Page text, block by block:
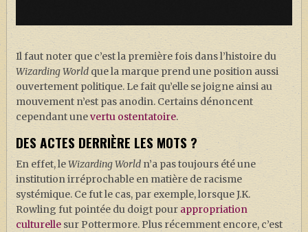
Il faut noter que c’est la première fois dans l’histoire du
Wizarding Worldque la marque prend une position aussi
ouvertement politique. Le fait qu’elle se joigne ainsi au
mouvement n’est pas anodin. Certains dénoncent
cependant unevertu ostentatoire.
DES ACTES DERRIÈRE LES MOTS ?
En effet, leWizarding Worldn’a pas toujours été une
institution irréprochable en matière de racisme
systémique. Ce fut le cas, par exemple, lorsque J.K.
Rowling fut pointée du doigt pour appropriation
culturellesur Pottermore. Plus récemment encore, c’est